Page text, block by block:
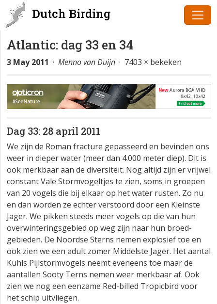
Dutch Birding
Atlantic: dag 33 en 34
3 May 2011 · Menno van Duijn · 7403 × bekeken
Dag 33: 28 april 2011
We zijn de Roman fracture gepasseerd en bevinden ons
weer in dieper water (meer dan 4.000 meter diep). Dit is
ook merkbaar aan de diversiteit. Nog altijd zijn er vrijwel
constant Vale Stormvogeltjes te zien, soms in groepen
van 20 vogels die bij elkaar op het water rusten. Zo nu
en dan worden ze echter verstoord door een Kleinste
Jager. We pikken steeds meer vogels op die van hun
overwinteringsgebied op weg zijn naar hun broed-
gebieden. De Noordse Sterns nemen explosief toe en
ook zien we een adult zomer Middelste Jager. Het aantal
Kuhls Pijlstormvogels neemt eveneens toe maar de
aantallen Sooty Terns nemen weer merkbaar af. Ook
zien we nog een eenzame Red-billed Tropicbird voor
het schip uitvliegen.